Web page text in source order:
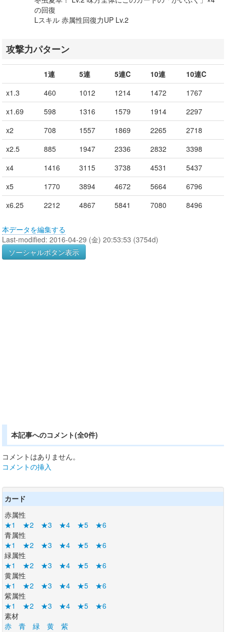
の回復
Lスキル 赤属性回復力UP Lv.2
攻撃力パターン
1連 5連 5連C 10連
10連C
x1.3
460 1012 1214 1472
1767
x1.69
598 1316 1579 1914
2297
x2
708 1557 1869 2265
2718
x2.5
885 1947 2336 2832
3398
x4
1416 3115 3738 4531
5437
x5
1770 3894 4672 5664
6796
x6.25
2212 4867 5841 7080 8496
本データを編集する
Last-modified: 2016-04-29 (金) 20:53:53 (3754d)
ソーシャルボタン表示
本記事へのコメント(全0件)
コメントはありません。
コメントの挿入
カード
赤属性
★1
★2 ★3 ★4 ★5
★6
青属性
★1
★2 ★3 ★4 ★5
★6
緑属性
★1
★2 ★3 ★4 ★5
★6
黄属性
★1
★2 ★3 ★4 ★5
★6
紫属性
★1
★2 ★3 ★4 ★5
★6
素材
赤
青 緑 黄
紫